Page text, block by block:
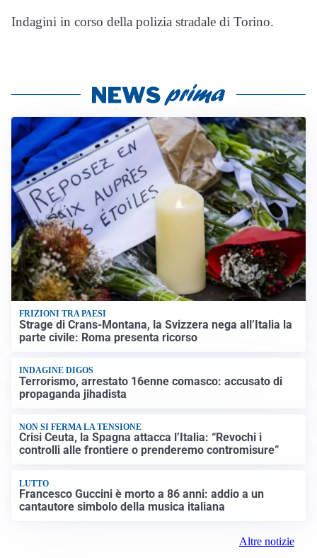
Indagini in corso della polizia stradale di Torino.
FRIZIONI TRA PAESI
Strage di Crans-Montana, la Svizzera nega all’Italia la
parte civile: Roma presenta ricorso
INDAGINE DIGOS
Terrorismo, arrestato 16enne comasco: accusato di
propaganda jihadista
NON SI FERMA LA TENSIONE
Crisi Ceuta, la Spagna attacca l’Italia: “Revochi i
controlli alle frontiere o prenderemo contromisure”
LUTTO
Francesco Guccini è morto a 86 anni: addio a un
cantautore simbolo della musica italiana
Altre notizie